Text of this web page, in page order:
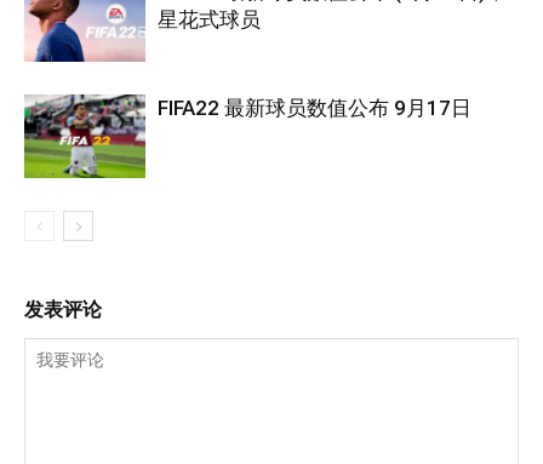
星花式球员
FIFA22 最新球员数值公布 9月17日
发表评论